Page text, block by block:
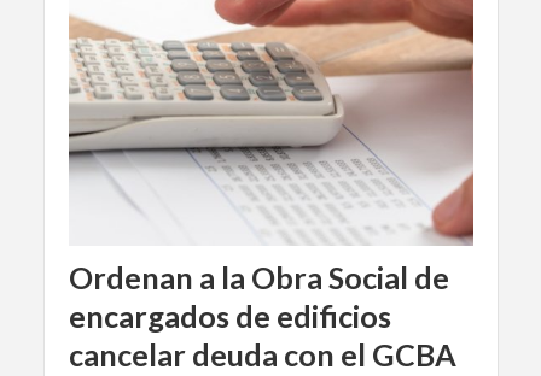
Ordenan a la Obra Social de
encargados de edificios
cancelar deuda con el GCBA